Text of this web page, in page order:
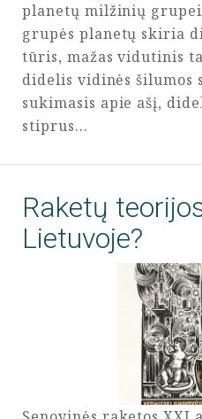
planetų milžinių grupei.
grupės planetų skiria
tūris, mažas vidutinis
didelis vidinės šilumos
sukimasis apie ašį,
stiprus…
Raketų
Lietuvoje?